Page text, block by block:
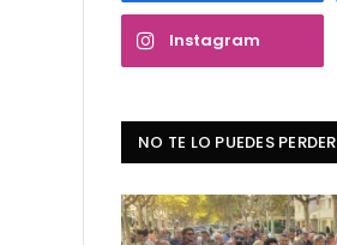
Instagram
NO TE LO PUEDES PERDER